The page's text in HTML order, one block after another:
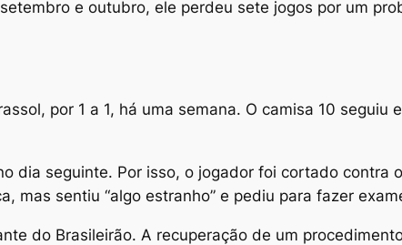
e outubro, ele perdeu sete jogos por um
por 1 a 1, há uma semana. O camisa 10 seguiu
dia seguinte. Por isso, o jogador foi cortado contra
mas sentiu “algo estranho” e pediu para fazer
do Brasileirão. A recuperação de um